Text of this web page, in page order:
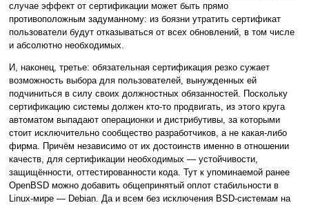
случае эффект от сертификации может быть прямо
противоположным задуманному: из боязни утратить сертификат
пользователи будут отказываться от всех обновлений, в том числе
и абсолютно необходимых.
И, наконец, третье: обязательная сертификация резко сужает
возможность выбора для пользователей, вынужденных ей
подчиниться в силу своих должностных обязанностей. Поскольку
сертификацию системы должен кто-то продвигать, из этого круга
автоматом выпадают операционки и дистрибутивы, за которыми
стоит исключительно сообщество разработчиков, а не какая-либо
фирма. Причём независимо от их достоинств именно в отношении
качеств, для сертификации необходимых — устойчивости,
защищённости, оттестированности кода. Тут к упоминаемой ранее
OpenBSD можно добавить общепринятый оплот стабильности в
Linux-мире — Debian. Да и всем без исключения BSD-системам на